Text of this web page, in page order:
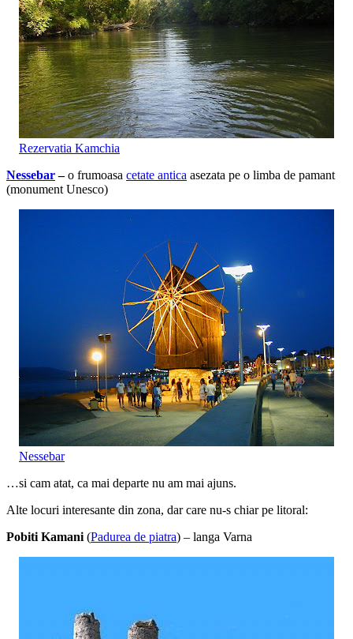
Rezervatia Kamchia
Nessebar–o frumoasa cetate antica asezata pe o limba de pamant
(monument Unesco)
Nessebar
…si cam atat, ca mai departe nu am mai ajuns.
Alte locuri interesante din zona, dar care nu-s chiar pe litoral:
Pobiti Kamani (Padurea de piatra) – langa Varna